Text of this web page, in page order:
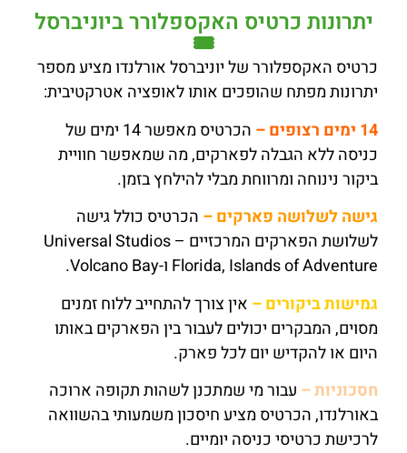
יתרונות כרטיס האקספלורר ביוניברסל
🎟️
כרטיס האקספלורר של יוניברסל אורלנדו מציע מספר
יתרונות מפתח שהופכים אותו לאופציה אטרקטיבית:
14 ימים רצופים –
הכרטיס מאפשר 14 ימים של
כניסה ללא הגבלה לפארקים, מה שמאפשר חוויית
ביקור נינוחה ומרווחת מבלי להילחץ בזמן.
גישה לשלושה פארקים – הכרטיס כולל גישה
לשלושת הפארקים המרכזיים – Universal Studios
Florida, Islands of Adventure ו-Volcano Bay.
גמישות ביקורים – אין צורך להתחייב ללוח זמנים
מסוים, המבקרים יכולים לעבור בין הפארקים באותו
היום או להקדיש יום לכל פארק.
חסכוניות – עבור מי שמתכנן לשהות תקופה ארוכה
באורלנדו, הכרטיס מציע חיסכון משמעותי בהשוואה
לרכישת כרטיסי כניסה יומיים.